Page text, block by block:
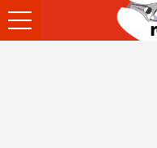
Ouvrir
le